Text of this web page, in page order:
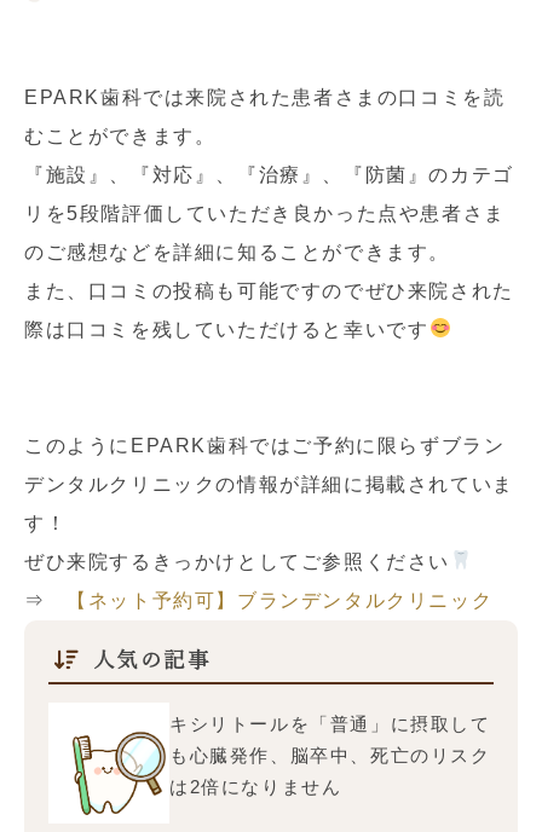
EPARK歯科では来院された患者さまの口コミを読
むことができます。
『施設』、『対応』、『治療』、『防菌』のカテゴ
リを5段階評価していただき良かった点や患者さま
のご感想などを詳細に知ることができます。
また、口コミの投稿も可能ですのでぜひ来院された
際は口コミを残していただけると幸いです
このようにEPARK歯科ではご予約に限らずブラン
デンタルクリニックの情報が詳細に掲載されていま
す！
ぜひ来院するきっかけとしてご参照ください
⇒
【ネット予約可】ブランデンタルクリニック
人気の記事
キシリトールを「普通」に摂取して
も心臓発作、脳卒中、死亡のリスク
は2倍になりません